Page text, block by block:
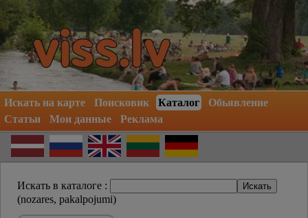
Искать на карте Поисковик Каталог
Обьявление
Статьи
Мои данные Реклама
Искать в каталоге :
(nozares, pakalpojumi)